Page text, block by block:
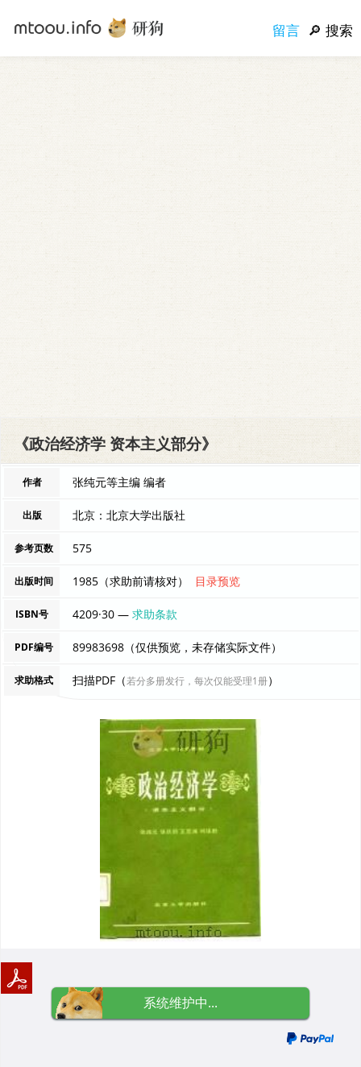
留言 搜索
《政治经济学 资本主义部分》
作者 张纯元等主编 编者
出版 北京：北京大学出版社
参考页数 575
出版时间 1985（求助前请核对） 目录预览
ISBN号 4209·30 —求助条款
PDF编号 89983698（仅供预览，未存储实际文件）
求助格式 扫描PDF（若分多册发行，每次仅能受理1册）
系统维护中...